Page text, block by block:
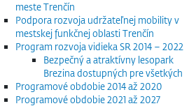
meste Trenčín
Podpora rozvoja udržateľnej mobility v
mestskej funkčnej oblasti Trenčín
Program rozvoja vidieka SR 2014 – 2022
Bezpečný a atraktívny lesopark
Brezina dostupných pre všetkých
Programové obdobie 2014 až 2020
Programové obdobie 2021 až 2027